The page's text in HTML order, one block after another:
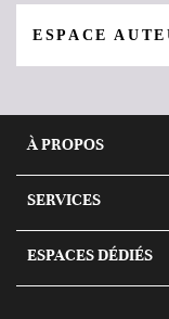
ESPACE
À PROPOS
SERVICES
ESPACES DÉDIÉS